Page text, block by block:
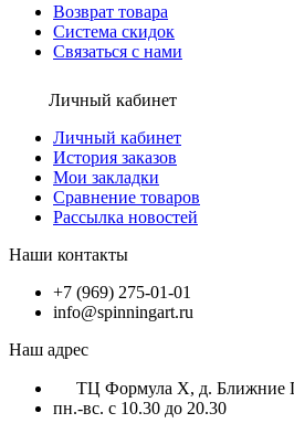
Возврат товара
Система скидок
Связаться с нами
Личный кабинет
Личный кабинет
История заказов
Мои закладки
Сравнение товаров
Рассылка новостей
Наши контакты
+7 (969) 275-01-01
info@spinningart.ru
Наш адрес
ТЦ Формула X, д. Ближние
пн.-вс. с 10.30 до 20.30